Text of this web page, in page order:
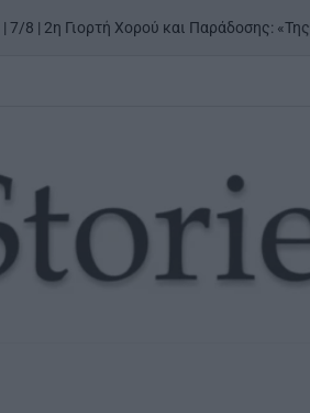
και Παράδοσης: «Της Γης το Πανηγύρι»